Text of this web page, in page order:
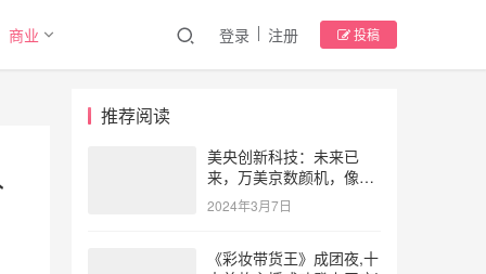
商业 登录 注册 投稿
推荐阅读
美央创新科技：未来已
来，万美京数颜机，像
SORA这样的人工智能将
进入美业
2024年3月7日
《彩妆带货王》成团夜,十